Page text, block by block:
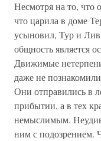
Несмотря на то, что
что царила в доме
усыновил, Тур и
общность является
Движимые
даже не
Они отправились в
прибытии, а в тех
немыслимым.
ним с подозрением.